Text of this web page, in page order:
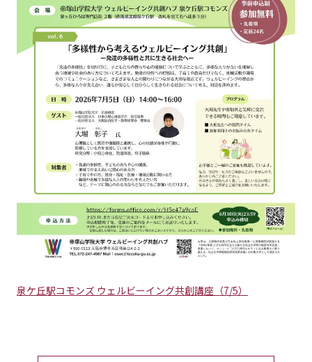
泉ケ丘駅コモンズ ウェルビーイング共創講座（7/5）